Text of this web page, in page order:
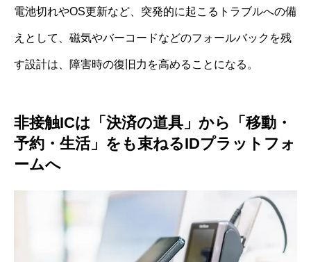
電池切れやOS更新など、突発的に起こるトラブルへの備
えとして、磁気やバーコードなどのフォールバックを残
す設計は、障害時の復旧力を高めることになる。
非接触ICは「決済の道具」から「移動・
予約・生活」をも束ねるIDプラットフォ
ームへ